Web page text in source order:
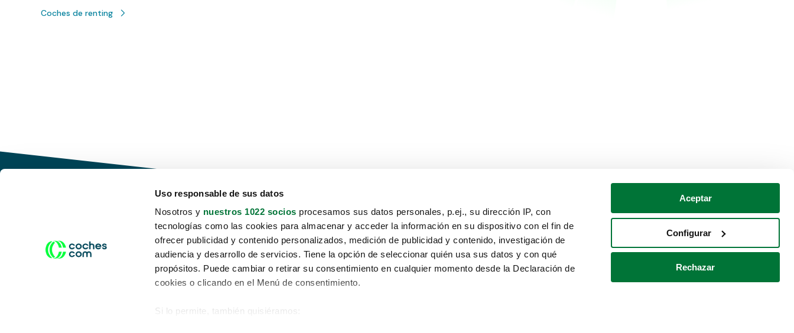
Uso responsable de sus datos
Nosotros y nuestros 1022 socios procesamos sus datos personales, p.ej., su dirección IP, con
tecnologías como las cookies para almacenar y acceder la información en su dispositivo con el fin de
ofrecer publicidad y contenido personalizados, medición de publicidad y contenido, investigación de
audiencia y desarrollo de servicios. Tiene la opción de seleccionar quién usa sus datos y con qué
propósitos. Puede cambiar o retirar su consentimiento en cualquier momento desde la Declaración de
cookies o clicando en el Menú de consentimiento.
Si lo permite, también quisiéramos:
Aceptar
Configurar
Rechazar
Coches de renting
Conduce tu futuro,
desata tu movilidad